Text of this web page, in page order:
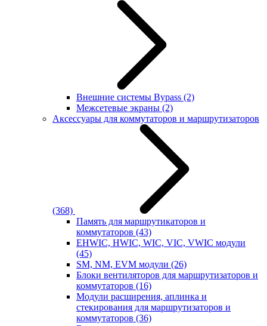
Внешние системы Bypass (2)
Межсетевые экраны (2)
Аксессуары для коммутаторов и маршрутизаторов
(368)
Память для маршрутикаторов и
коммутаторов (43)
EHWIC, HWIC, WIC, VIC, VWIC модули
(45)
SM, NM, EVM модули (26)
Блоки вентиляторов для маршрутизаторов и
коммутаторов (16)
Модули расширения, аплинка и
стекирования для маршрутизаторов и
коммутаторов (36)